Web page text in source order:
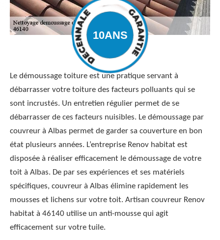
Le démoussage toiture est une pratique servant à
débarrasser votre toiture des facteurs polluants qui se
sont incrustés. Un entretien régulier permet de se
débarrasser de ces facteurs nuisibles. Le démoussage par
couvreur à Albas permet de garder sa couverture en bon
état plusieurs années. L’entreprise Renov habitat est
disposée à réaliser efficacement le démoussage de votre
toit à Albas. De par ses expériences et ses matériels
spécifiques, couvreur à Albas élimine rapidement les
mousses et lichens sur votre toit. Artisan couvreur Renov
habitat à 46140 utilise un anti-mousse qui agit
efficacement sur votre tuile.